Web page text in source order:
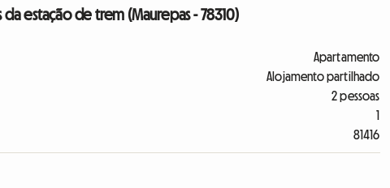
estação de trem (Maurepas - 78310)
Apartamento
Alojamento partilhado
2 pessoas
1
81416